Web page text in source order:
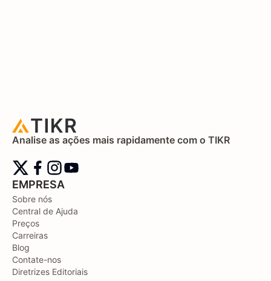
Analise as ações mais rapidamente com o TIKR
EMPRESA
Sobre nós
Central de Ajuda
Preços
Carreiras
Blog
Contate-nos
Diretrizes Editoriais